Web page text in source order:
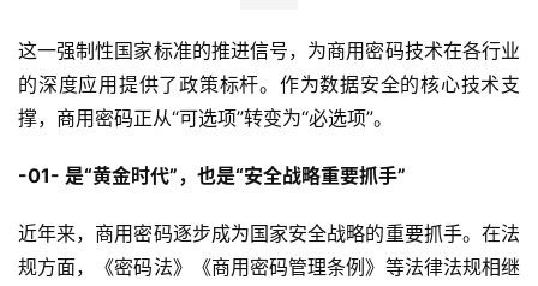
这一强制性国家标准的推进信号，为商用密码技术在各行业
的深度应用提供了政策标杆。作为数据安全的核心技术支
撑，商用密码正从“可选项”转变为“必选项”。
-01- 是“黄金时代”，也是“安全战略重要抓手”
近年来，商用密码逐步成为国家安全战略的重要抓手。在法
规方面，《密码法》《商用密码管理条例》等法律法规相继